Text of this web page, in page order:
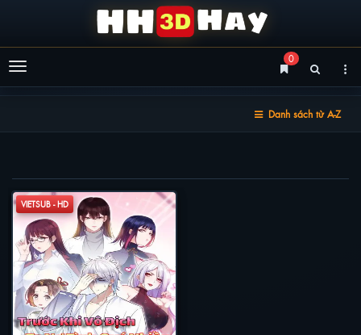
Menu
0
Danh sách từ A-Z
VIETSUB - HD